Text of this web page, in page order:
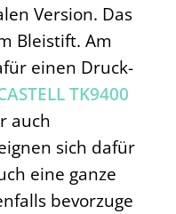
Version. Das
Bleistift. Am
einen Druck-
TK9400
auch
sich dafür
eine ganze
bevorzuge